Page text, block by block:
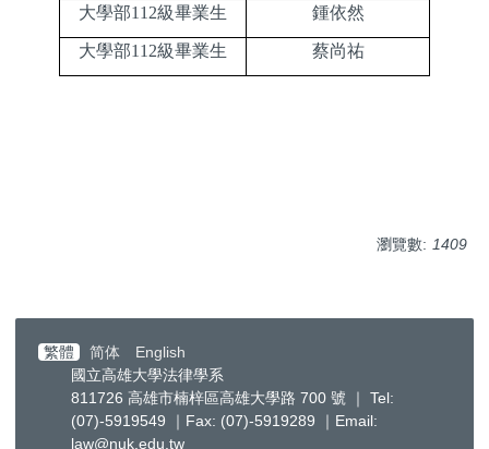
大學部112級畢業生 鍾依然
大學部112級畢業生 蔡尚祐
瀏覽數: 1409
繁體 简体
English
國立高雄大學法律學系
811726 高雄市楠梓區高雄大學路 700 號 ｜ Tel:
(07)-5919549 ｜Fax: (07)-5919289 ｜Email:
law@nuk.edu.tw